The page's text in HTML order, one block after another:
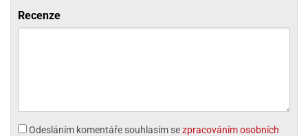
Recenze
Odesláním komentáře souhlasím sezpracováním osobních